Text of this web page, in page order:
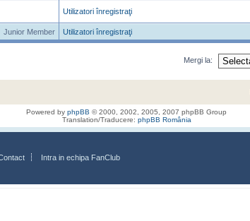
Utilizatori înregistraţi
Junior Member Utilizatori înregistraţi
Mergi la:
Powered by phpBB © 2000, 2002, 2005, 2007 phpBB Group
Translation/Traducere: phpBB România
Intra in echipa FanClub